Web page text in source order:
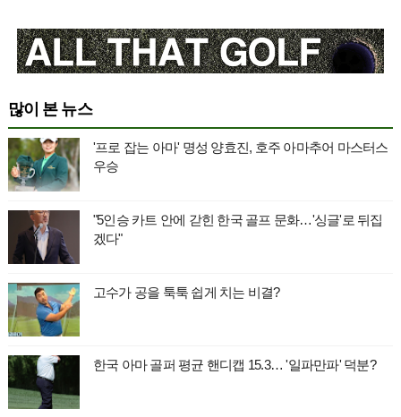
많이 본 뉴스
'프로 잡는 아마' 명성 양효진, 호주 아마추어 마스터스
우승
"5인승 카트 안에 갇힌 한국 골프 문화…'싱글'로 뒤집
겠다"
고수가 공을 툭툭 쉽게 치는 비결?
한국 아마 골퍼 평균 핸디캡 15.3… '일파만파' 덕분?